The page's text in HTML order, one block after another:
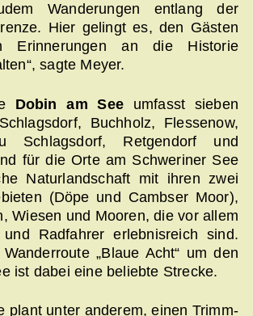
Wanderungen entlang der
Hier gelingt es, den Gästen
Erinnerungen an die Historie
sagte Meyer.
Dobin am See umfasst sieben
Buchholz, Flessenow,
Schlagsdorf, Retgendorf und
für die Orte am Schweriner See
Naturlandschaft mit ihren zwei
(Döpe und Cambser Moor),
Wiesen und Mooren, die vor allem
Radfahrer erlebnisreich sind.
„Blaue Acht“ um den
ist dabei eine beliebte Strecke.
plant unter anderem, einen Trimm-